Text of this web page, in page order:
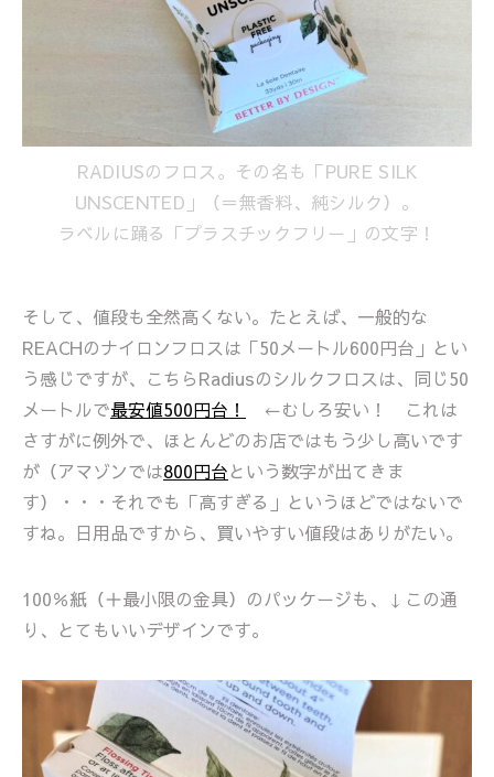
RADIUSのフロス。その名も「PURE SILK
UNSCENTED」（＝無香料、純シルク）。
ラベルに踊る「プラスチックフリー」の文字！
そして、値段も全然高くない。たとえば、一般的な
REACHのナイロンフロスは「50メートル600円台」とい
う感じですが、こちらRadiusのシルクフロスは、同じ50
メートルで最安値500円台！
←むしろ安い！ これは
さすがに例外で、ほとんどのお店ではもう少し高いです
が（アマゾンでは800円台という数字が出てきま
す）・・・それでも「高すぎる」というほどではないで
すね。日用品ですから、買いやすい値段はありがたい。
100％紙（＋最小限の金具）のパッケージも、↓この通
り、とてもいいデザインです。